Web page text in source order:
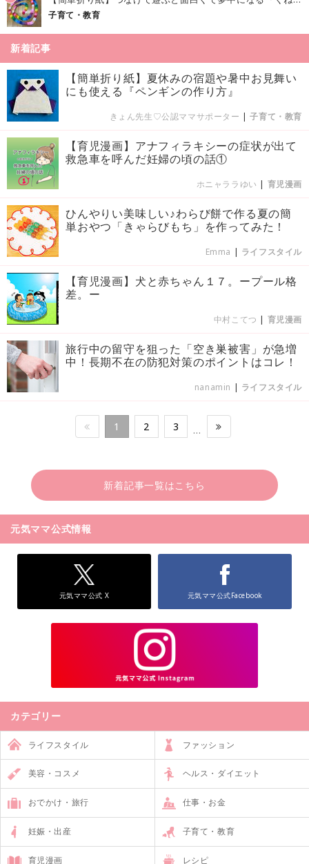
子育て・教育
新着記事
【簡単折り紙】夏休みの宿題や暑中お見舞い
にも使える『ペンギンの作り方』
きょん先生♡公認ママサポーター |子育て・教育
【育児漫画】アナフィラキシーの症状が出て
救急車を呼んだ妊婦の頃の話①
ホニャララゆい | 育児漫画
ひんやりい美味しい♪わらび餅で作る夏の簡
単おやつ「きゃらびもち」を作ってみた！
Emma | ライフスタイル
【育児漫画】犬と赤ちゃん１７。ープール格
差。ー
中村こてつ | 育児漫画
旅行中の留守を狙った「空き巣被害」が急増
中！長期不在の防犯対策のポイントはコレ！
nanamin | ライフスタイル
1 2 3 …
新着記事一覧はこちら
元気ママ公式情報
元気ママ公式 X 元気ママ公式Facebook
カテゴリー
ライフスタイル ファッション
美容・コスメ ヘルス・ダイエット
おでかけ・旅行 仕事・お金
妊娠・出産 子育て・教育
育児漫画 レシピ